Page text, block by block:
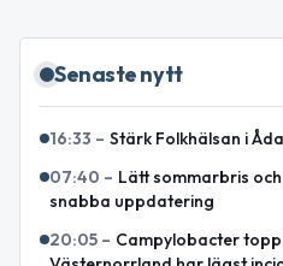
Senaste nytt
16:33 – Stärk Folkhälsan i
07:40 – Lätt sommarbris
snabba uppdatering
20:05 – Campylobacter